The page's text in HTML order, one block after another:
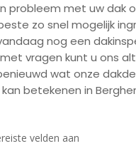
probleem met uw dak
zo snel mogelijk
nog een
vragen kunt u ons
wat onze
kan betekenen in
velden aan